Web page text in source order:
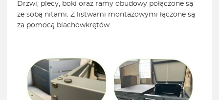
Drzwi, plecy, boki oraz ramy obudowy połączone są
ze sobą nitami. Z listwami montażowymi łączone są
za pomocą blachowkrętów.